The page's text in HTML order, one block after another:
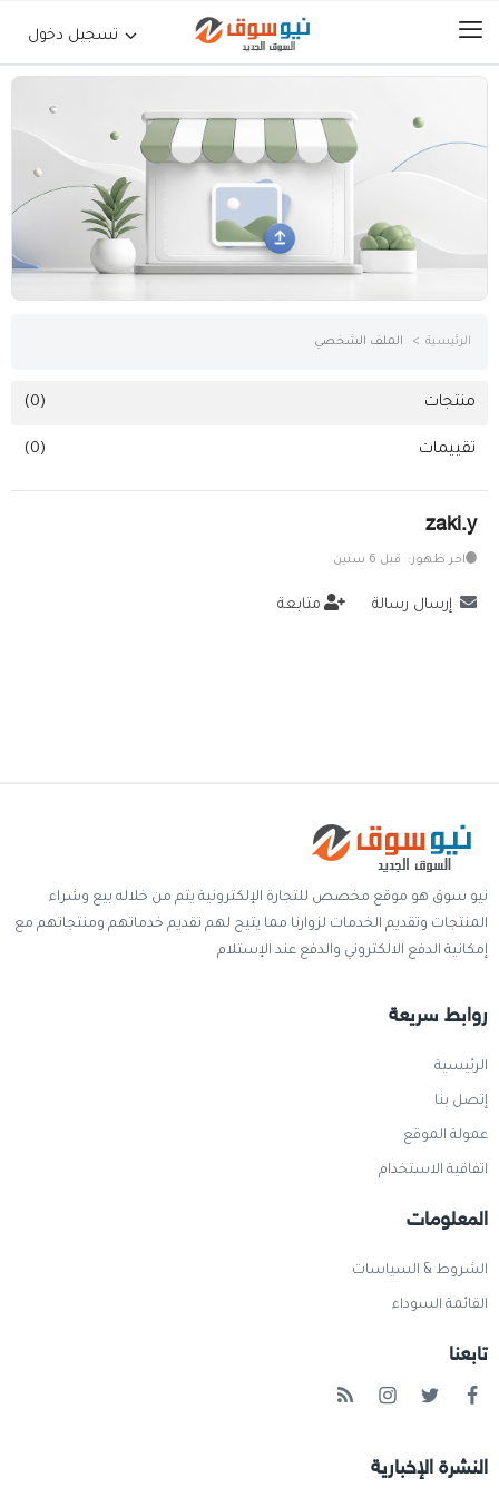
تسجيل دخول
الرئيسية
جوالات أجهزة لوحية
أثاث وديكورات
خدمات
الرئيسية الملف الشخصي
منتجات (0)
تقييمات (0)
zaki.y
اخر ظهور: قبل 6 سنين
إرسال رسالة متابعة
نيو سوق هو موقع مخصص للتجارة الإلكترونية يتم من خلاله بيع وشراء
المنتجات وتقديم الخدمات لزوارنا مما يتيح لهم تقديم خدماتهم ومنتجاتهم مع
إمكانية الدفع الالكتروني والدفع عند الإستلام
روابط سريعة
الرئيسية
إتصل بنا
عمولة الموقع
اتفاقية الاستخدام
المعلومات
الشروط & السياسات
القائمة السوداء
تابعنا
النشرة الإخبارية